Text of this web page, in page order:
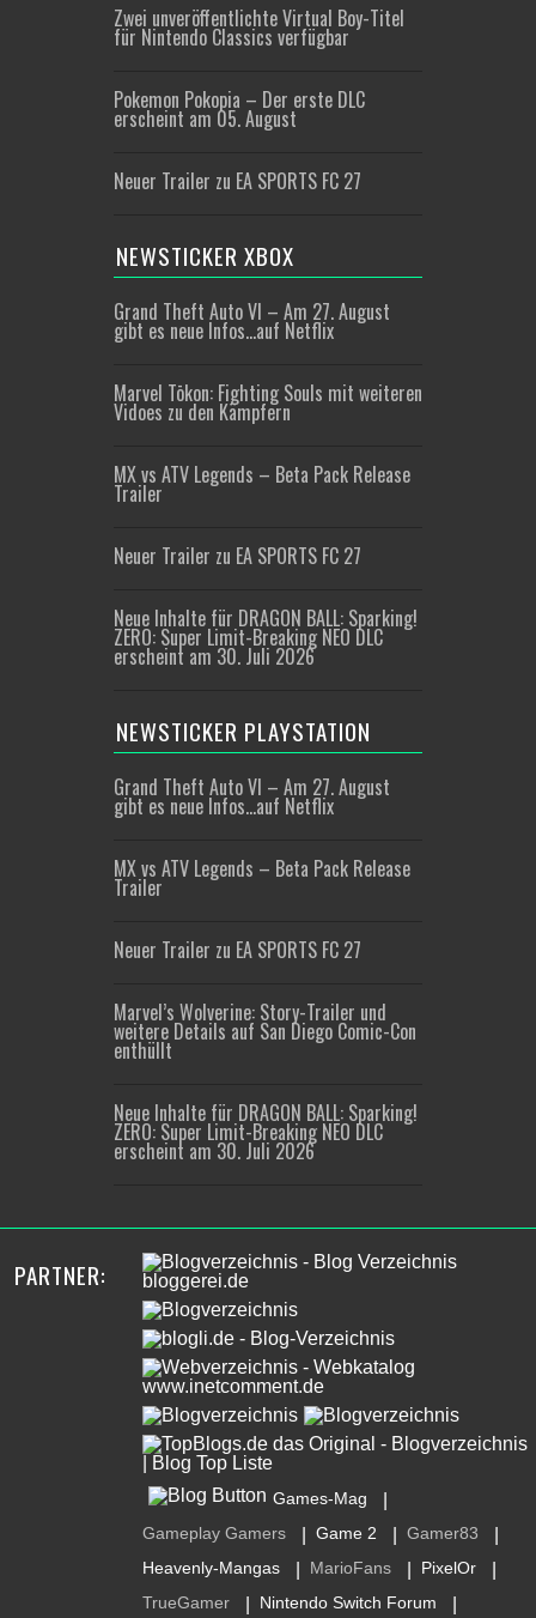
Zwei unveröffentlichte Virtual Boy-Titel
für Nintendo Classics verfügbar
Pokemon Pokopia – Der erste DLC
erscheint am 05. August
Neuer Trailer zu EA SPORTS FC 27
NEWSTICKER XBOX
Grand Theft Auto VI – Am 27. August
gibt es neue Infos…auf Netflix
Marvel Tōkon: Fighting Souls mit weiteren
Vidoes zu den Kämpfern
MX vs ATV Legends – Beta Pack Release
Trailer
Neuer Trailer zu EA SPORTS FC 27
Neue Inhalte für DRAGON BALL: Sparking!
ZERO: Super Limit-Breaking NEO DLC
erscheint am 30. Juli 2026
NEWSTICKER PLAYSTATION
Grand Theft Auto VI – Am 27. August
gibt es neue Infos…auf Netflix
MX vs ATV Legends – Beta Pack Release
Trailer
Neuer Trailer zu EA SPORTS FC 27
Marvel’s Wolverine: Story-Trailer und
weitere Details auf San Diego Comic-Con
enthüllt
Neue Inhalte für DRAGON BALL: Sparking!
ZERO: Super Limit-Breaking NEO DLC
erscheint am 30. Juli 2026
PARTNER:
Games-Mag
Gameplay Gamers Game 2 Gamer83
Heavenly-Mangas MarioFans PixelOr
TrueGamer Nintendo Switch Forum